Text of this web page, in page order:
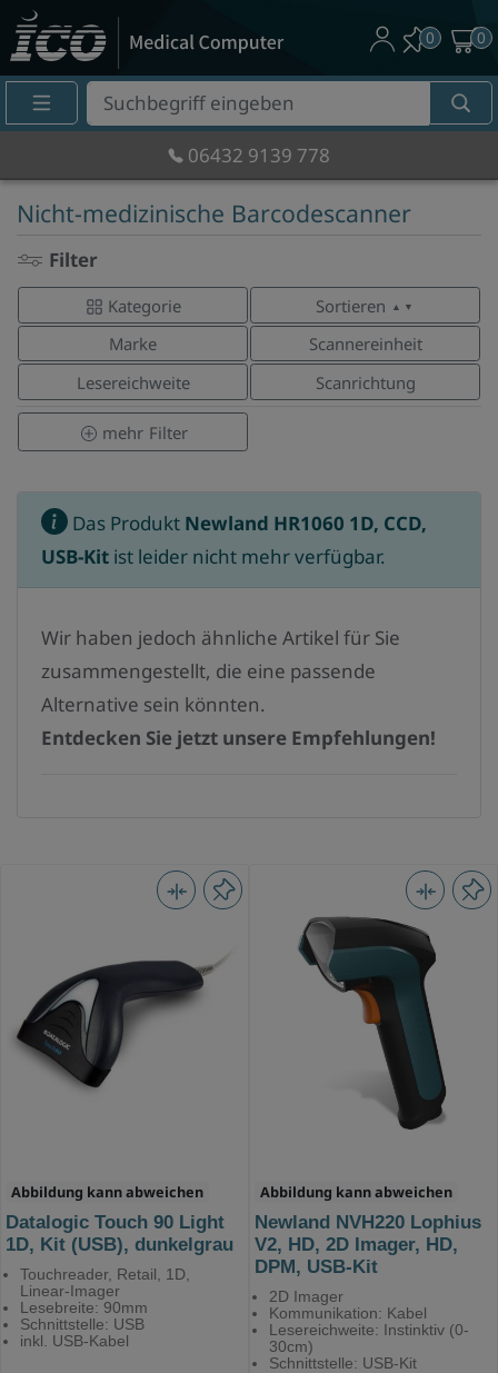
Suche
Eingabefeld
0 0
06432 9139 778
Nicht-medizinische Barcodescanner
Filter
Kategorie Sortieren ▲ ▼
Marke
Scannereinheit
Lesereichweite
Scanrichtung
mehr Filter
Das Produkt Newland HR1060 1D, CCD,
USB-Kit ist leider nicht mehr verfügbar.
Wir haben jedoch ähnliche Artikel für Sie
zusammengestellt, die eine passende
Alternative sein könnten.
Entdecken Sie jetzt unsere Empfehlungen!
Abbildung kann abweichen
Datalogic Touch 90 Light
1D, Kit (USB), dunkelgrau
Touchreader, Retail, 1D,
Linear-Imager
Lesebreite: 90mm
Schnittstelle: USB
inkl. USB-Kabel
Abbildung kann abweichen
Newland NVH220 Lophius
V2, HD, 2D Imager, HD,
DPM, USB-Kit
2D Imager
Kommunikation: Kabel
Lesereichweite: Instinktiv (0-
30cm)
Schnittstelle: USB-Kit